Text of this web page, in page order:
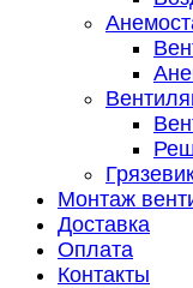
Монтаж
Доставка
Оплата
Контакты